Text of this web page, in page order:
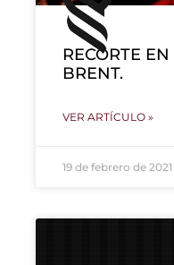
RECORTE
BRENT.
VER ARTÍCULO »
19 de febrero de 2021